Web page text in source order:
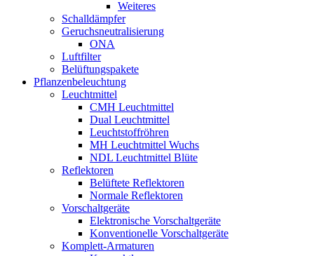
Weiteres
Schalldämpfer
Geruchsneutralisierung
ONA
Luftfilter
Belüftungspakete
Pflanzenbeleuchtung
Leuchtmittel
CMH Leuchtmittel
Dual Leuchtmittel
Leuchtstoffröhren
MH Leuchtmittel Wuchs
NDL Leuchtmittel Blüte
Reflektoren
Belüftete Reflektoren
Normale Reflektoren
Vorschaltgeräte
Elektronische Vorschaltgeräte
Konventionelle Vorschaltgeräte
Komplett-Armaturen